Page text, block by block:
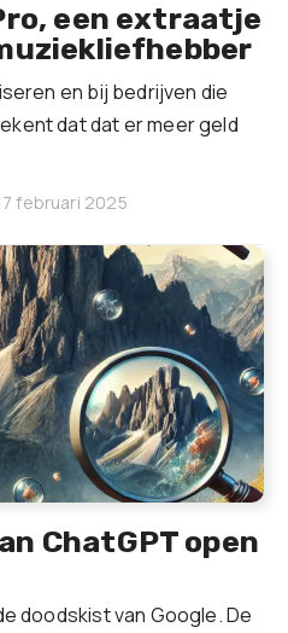
een extraatje
en bij bedrijven die
dat dat er meer geld
februari 2025
ChatGPT open
doodskist van Google. De